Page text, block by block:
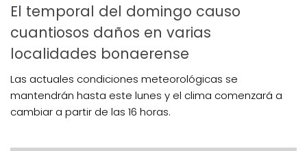
El temporal del domingo causo
cuantiosos daños en varias
localidades bonaerense
Las actuales condiciones meteorológicas se
mantendrán hasta este lunes y el clima comenzará a
cambiar a partir de las 16 horas.